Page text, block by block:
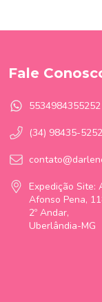
Fale
5534984355252
(34) 98435-5252
Expedição Site:
Afonso Pena,
2º Andar,
Uberlândia-MG